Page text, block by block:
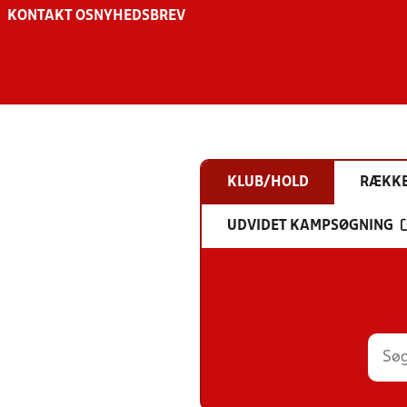
KONTAKT OS NYHEDSBREV
KLUB/HOLD
UDVIDET KAMPSØGNING